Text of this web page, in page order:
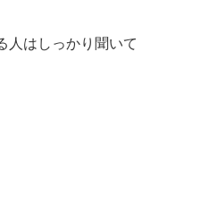
人はしっかり聞いて